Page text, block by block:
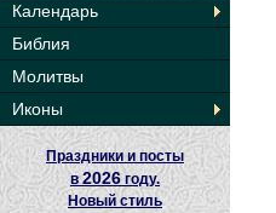
Календарь
Библия
Молитвы
Иконы
Праздники и посты
в2026 году.
Новый стиль